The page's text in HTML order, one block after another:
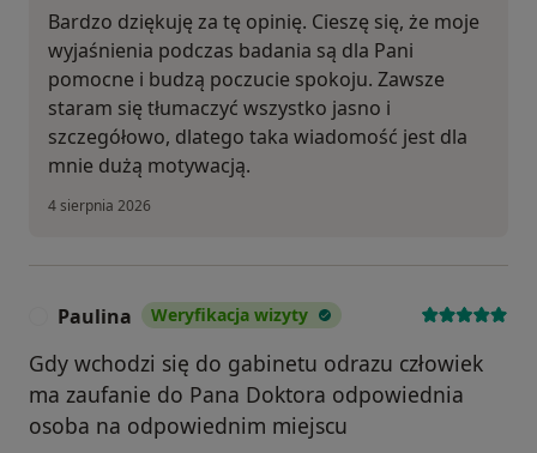
Bardzo dziękuję za tę opinię. Cieszę się, że moje
wyjaśnienia podczas badania są dla Pani
pomocne i budzą poczucie spokoju. Zawsze
staram się tłumaczyć wszystko jasno i
szczegółowo, dlatego taka wiadomość jest dla
mnie dużą motywacją.
4 sierpnia 2026
Paulina Weryfikacja wizyty
Gdy wchodzi się do gabinetu odrazu człowiek
ma zaufanie do Pana Doktora odpowiednia
osoba na odpowiednim miejscu